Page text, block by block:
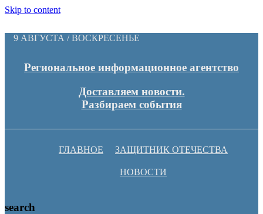
Skip to content
9 АВГУСТА / ВОСКРЕСЕНЬЕ
Региональное информационное агентство
Доставляем новости.
Разбираем события
ГЛАВНОЕ ЗАЩИТНИК ОТЕЧЕСТВА
НОВОСТИ
search